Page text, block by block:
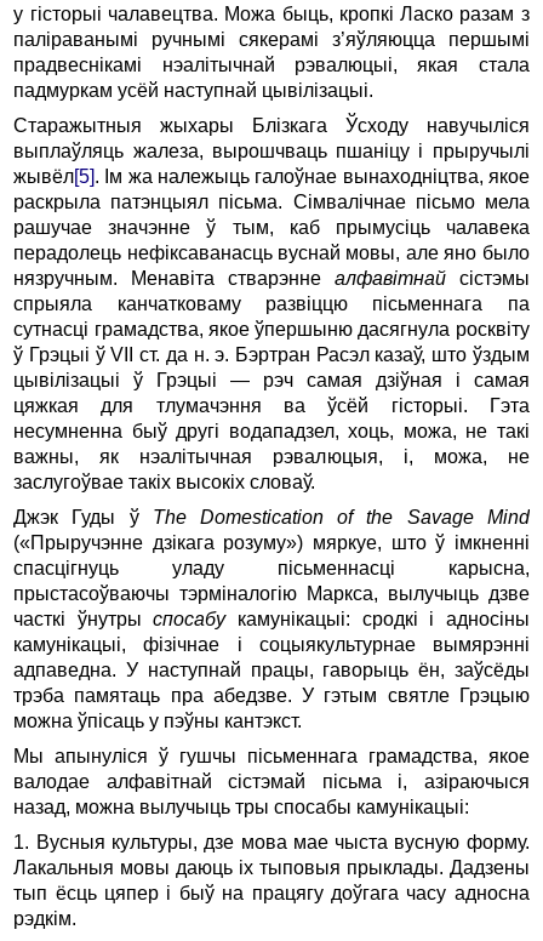
у гісторыі чалавецтва. Можа быць, кропкі Ласко разам з
паліраванымі ручнымі сякерамі з’яўляюцца першымі
прадвеснікамі нэалітычнай рэвалюцыі, якая стала
падмуркам усёй наступнай цывілізацыі.
Старажытныя жыхары Блізкага Ўсходу навучыліся
выплаўляць жалеза, вырошчваць пшаніцу і прыручылі
жывёл[5]. Ім жа належыць галоўнае вынаходніцтва, якое
раскрыла патэнцыял пісьма. Сімвалічнае пісьмо мела
рашучае значэнне ў тым, каб прымусіць чалавека
перадолець нефіксаванасць вуснай мовы, але яно было
нязручным. Менавіта стварэнне алфавітнайсістэмы
спрыяла канчатковаму развіццю пісьменнага па
сутнасці грамадства, якое ўпершыню дасягнула росквіту
ў Грэцыі ў VII ст. да н. э. Бэртран Расэл казаў, што ўздым
цывілізацыі ў Грэцыі — рэч самая дзіўная і самая
цяжкая для тлумачэння ва ўсёй гісторыі. Гэта
несумненна быў другі водападзел, хоць, можа, не такі
важны, як нэалітычная рэвалюцыя, і, можа, не
заслугоўвае такіх высокіх словаў.
Джэк Гуды ў The Domestication of the Savage Mind
(«Прыручэнне дзікага розуму») мяркуе, што ў імкненні
спасцігнуць уладу пісьменнасці карысна,
прыстасоўваючы тэрміналогію Маркса, вылучыць дзве
часткі ўнутрыспосабу камунікацыі: сродкі і адносіны
камунікацыі, фізічнае і соцыякультурнае вымярэнні
адпаведна. У наступнай працы, гаворыць ён, заўсёды
трэба памятаць пра абедзве. У гэтым святле Грэцыю
можна ўпісаць у пэўны кантэкст.
Мы апынуліся ў гушчы пісьменнага грамадства, якое
валодае алфавітнай сістэмай пісьма і, азіраючыся
назад, можна вылучыць тры спосабы камунікацыі:
1. Вусныя культуры, дзе мова мае чыста вусную форму.
Лакальныя мовы даюць іх тыповыя прыклады. Дадзены
тып ёсць цяпер і быў на працягу доўгага часу адносна
рэдкім.